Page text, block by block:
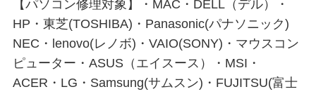
【パソコン修理対象】・MAC・DELL（デル）・
HP・東芝(TOSHIBA)・Panasonic(パナソニック)
NEC・lenovo(レノボ)・VAIO(SONY)・マウスコン
ピューター・ASUS（エイスース）・MSI・
ACER・LG・Samsung(サムスン)・FUJITSU(富士